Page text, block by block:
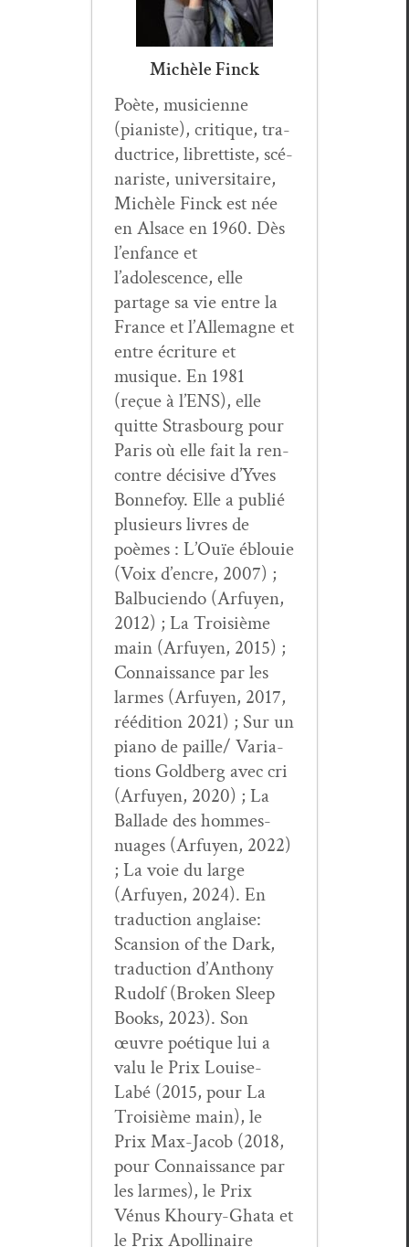
Michèle Finck
Poète, musi­ci­enne
(pianiste), cri­tique, tra­
duc­trice, libret­tiste, scé­
nar­iste, uni­ver­si­taire,
Michèle Finck est née
en Alsace en 1960. Dès
l’enfance et
l’adolescence, elle
partage sa vie entre la
France et l’Allemagne et
entre écri­t­ure et
musique. En 1981
(reçue à l’ENS), elle
quitte Stras­bourg pour
Paris où elle fait la ren­
con­tre déci­sive d’Yves
Bon­nefoy. Elle a pub­lié
plusieurs livres de
poèmes : L’Ouïe éblouie
(Voix d’encre, 2007) ;
Bal­bu­cien­do (Arfuyen,
2012) ; La Troisième
main (Arfuyen, 2015) ;
Con­nais­sance par les
larmes (Arfuyen, 2017,
réédi­tion 2021) ; Sur un
piano de paille/ Vari­a­
tions Gold­berg avec cri
(Arfuyen, 2020) ; La
Bal­lade des hommes-
nuages (Arfuyen, 2022)
; La voie du large
(Arfuyen, 2024). En
tra­duc­tion anglaise:
Scan­sion of the Dark,
tra­duc­tion d’Anthony
Rudolf (Bro­ken Sleep
Books, 2023). Son
œuvre poé­tique lui a
valu le Prix Louise-
Labé (2015, pour La
Troisième main), le
Prix Max-Jacob (2018,
pour Con­nais­sance par
les larmes), le Prix
Vénus Khoury-Gha­ta et
le Prix Apol­li­naire